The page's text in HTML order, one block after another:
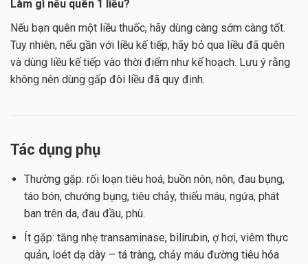
Làm gì nếu quên 1 liều?
Nếu bạn quên một liều thuốc, hãy dùng càng sớm càng tốt.
Tuy nhiên, nếu gần với liều kế tiếp, hãy bỏ qua liều đã quên
và dùng liều kế tiếp vào thời điểm như kế hoạch. Lưu ý rằng
không nên dùng gấp đôi liều đã quy định.
Tác dụng phụ
Thường gặp: rối loạn tiêu hoá, buồn nôn, nôn, đau bụng,
táo bón, chướng bụng, tiêu chảy, thiếu máu, ngứa, phát
ban trên da, đau đầu, phù.
Ít gặp: tăng nhẹ transaminase, bilirubin, ợ hơi, viêm thực
quản, loét dạ dày – tá tràng, chảy máu đường tiêu hóa